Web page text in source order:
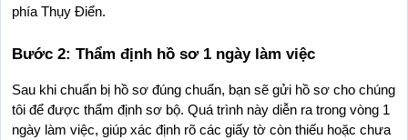
phía Thụy Điển.
Bước 2: Thẩm định hồ sơ 1 ngày làm việc
Sau khi chuẩn bị hồ sơ đúng chuẩn, bạn sẽ gửi hồ sơ cho chúng
tôi để được thẩm định sơ bộ. Quá trình này diễn ra trong vòng 1
ngày làm việc, giúp xác định rõ các giấy tờ còn thiếu hoặc chưa